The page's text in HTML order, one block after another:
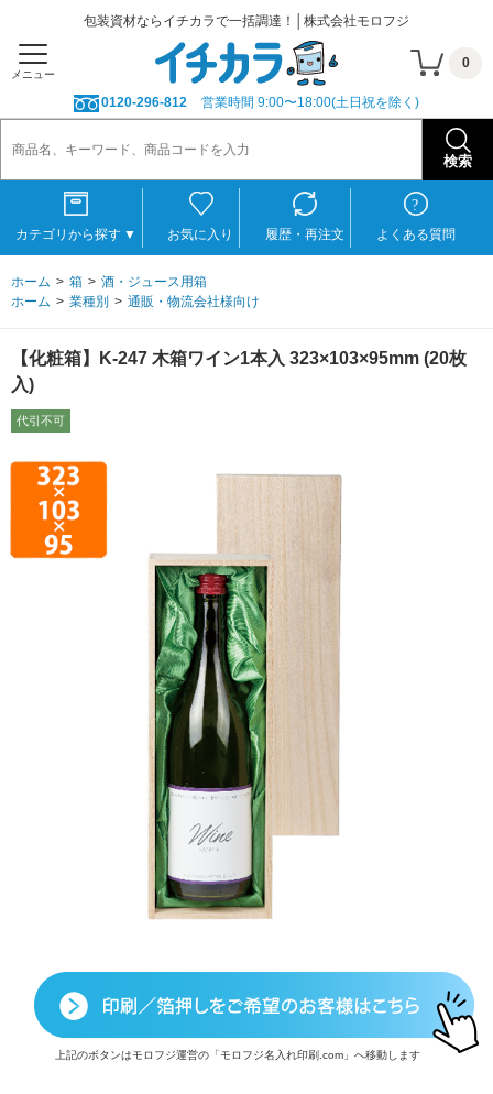
包装資材ならイチカラで一括調達！│株式会社モロフジ
メニュー
0
0120-296-812 営業時間 9:00〜18:00(土日祝を除く)
カテゴリから探す ▼ お気に入り 履歴・再注文 よくある質問
ホーム 箱
酒・ジュース用箱
ホーム
業種別 通販・物流会社様向け
【化粧箱】K-247 木箱ワイン1本入 323×103×95mm (20枚
入)
代引不可
上記のボタンはモロフジ運営の「モロフジ名入れ印刷.com」へ移動します